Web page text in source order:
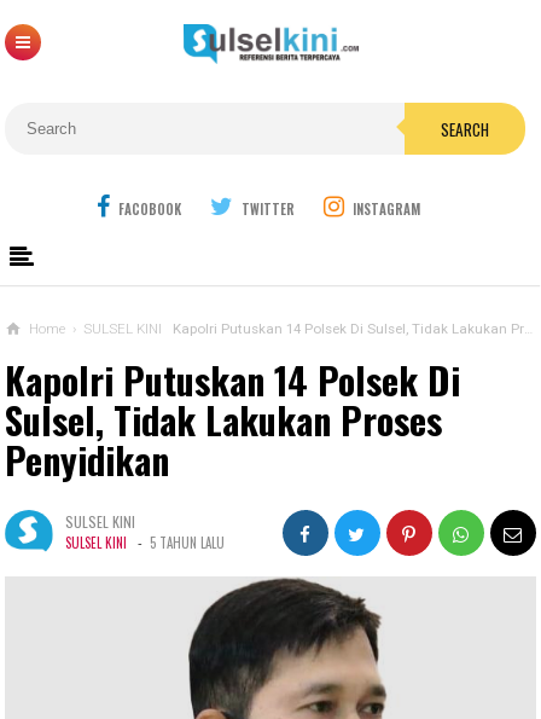
SEARCH
FACOBOOK TWITTER INSTAGRAM
Home › SULSEL KINI Kapolri Putuskan 14 Polsek Di Sulsel, Tidak Lakukan Proses Penyidikan
Kapolri Putuskan 14 Polsek Di
Sulsel, Tidak Lakukan Proses
Penyidikan
SULSEL KINI
SULSEL KINI - 5 TAHUN LALU